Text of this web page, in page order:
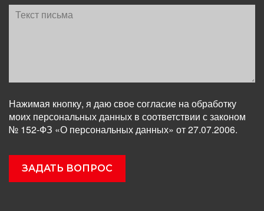
Нажимая кнопку, я даю свое согласие на обработку
моих персональных данных в соответствии с законом
№ 152-ФЗ «О персональных данных» от 27.07.2006.